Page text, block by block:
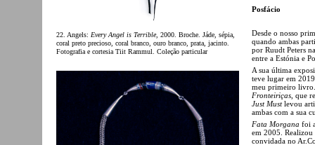
22. Angels: Every Angel is Terrible, 2000. Broche. Jáde, sépia,
coral preto precioso, coral branco, ouro branco, prata, jacinto.
Fotografia e cortesia Tiit Rammul. Coleção particular
Posfácio
Desde o nosso
quando ambas
por Ruudt Peters
entre a Estónia e
A sua última
teve lugar em
meu primeiro
Fronteiriças , que
Just Mustlevou
ambas com a sua
Fata Morgana foi
em 2005.
convidada no